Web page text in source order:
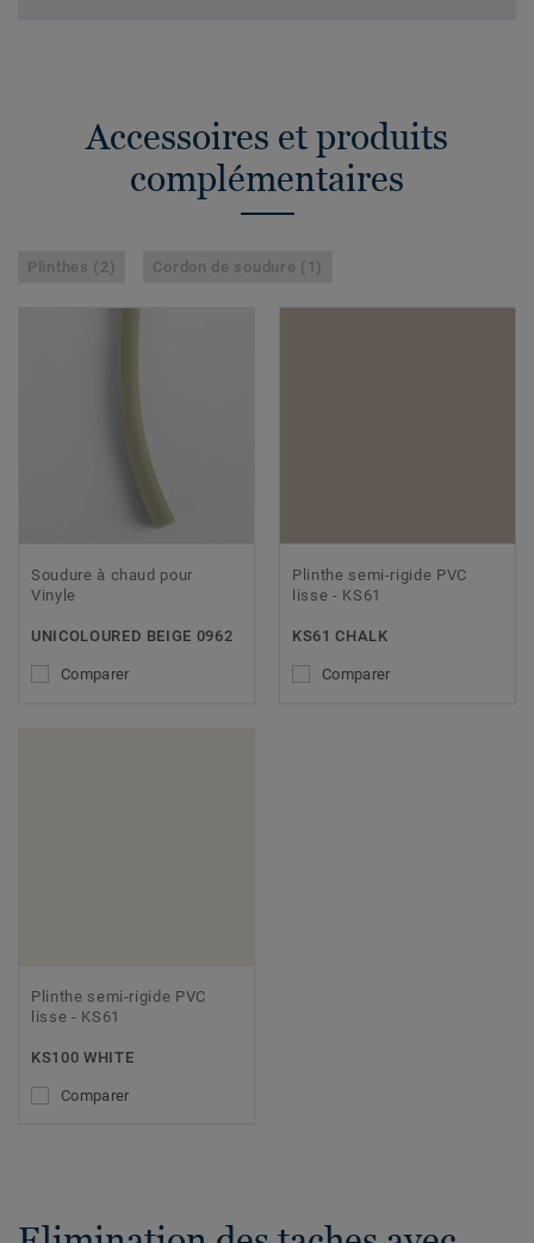
Accessoires et produits
complémentaires
Plinthes (2) Cordon de soudure (1)
Soudure à chaud pour
Vinyle
UNICOLOURED BEIGE 0962
Comparer
Plinthe semi-rigide PVC
lisse - KS61
KS61 CHALK
Comparer
Plinthe semi-rigide PVC
lisse - KS61
KS100 WHITE
Comparer